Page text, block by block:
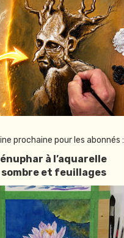
prochaine pour les abonnés :
à l’aquarelle
sombre et feuillages